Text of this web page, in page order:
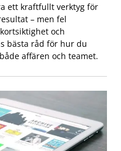
ett kraftfullt verktyg för
– men fel
och
bästa råd för hur du
affären och teamet.